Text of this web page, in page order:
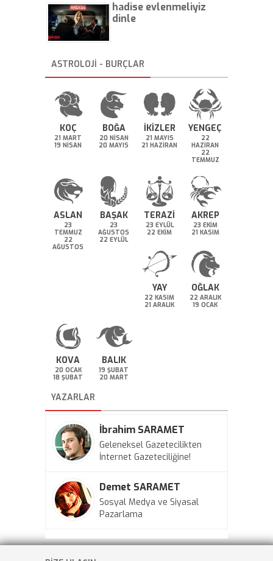
hadise evlenmeliyiz
dinle
ASTROLOJİ - BURÇLAR
KOÇ
21 MART
19 NİSAN
BOĞA
20 NİSAN
20 MAYIS
İKİZLER
21 MAYIS
21 HAZİRAN
YENGEÇ
22
HAZİRAN
22
TEMMUZ
ASLAN
23
TEMMUZ
22
AĞUSTOS
BAŞAK
23
AĞUSTOS
22 EYLÜL
TERAZİ
23 EYLÜL
22 EKİM
AKREP
23 EKİM
21 KASIM
YAY
22 KASIM
21 ARALIK
OĞLAK
22 ARALIK
19 OCAK
KOVA
20 OCAK
18 ŞUBAT
BALIK
19 ŞUBAT
20 MART
YAZARLAR
İbrahim SARAMET
Geleneksel Gazetecilikten
İnternet Gazeteciliğine!
Demet SARAMET
Sosyal Medya ve Siyasal
Pazarlama